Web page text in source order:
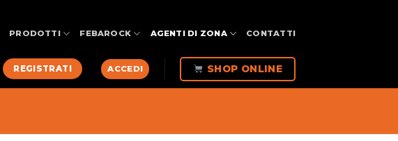
PRODOTTI FEBAROCK AGENTI DI ZONA CONTATTI
REGISTRATI ACCEDI SHOP ONLINE